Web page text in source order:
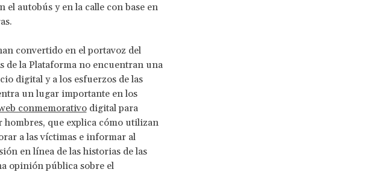
el autobús y en la calle con base en
convertido en el portavoz del
de la Plataforma no encuentran una
digital y a los esfuerzos de las
un lugar importante en los
conmemorativodigital para
hombres, que explica cómo utilizan
a las víctimas e informar al
en línea de las historias de las
opinión pública sobre el